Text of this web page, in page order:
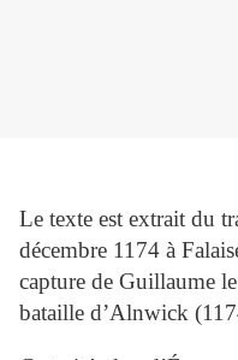
Le texte est extrait du
décembre 1174 à
capture de Guillaume
bataille d’Alnwick